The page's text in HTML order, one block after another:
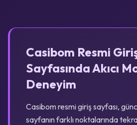
Casibom Resmi
Sayfasında Akıcı
Deneyim
Casibom resmi giriş sayfası,
sayfanın farklı noktalarında